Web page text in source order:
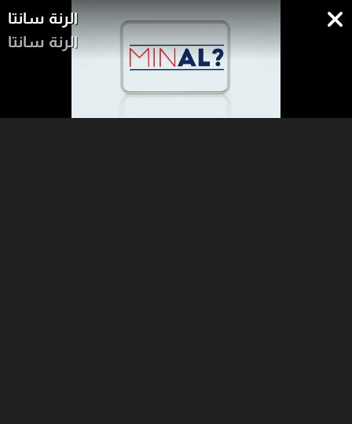
الرنة سانتا
الرنة سانتا